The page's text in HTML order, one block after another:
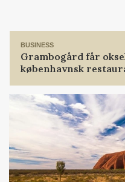
BUSINESS
Grambogård får
københavnsk